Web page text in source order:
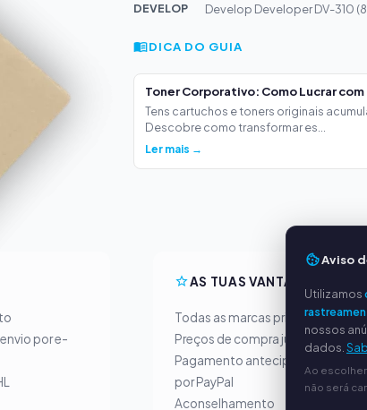
DEVELOP
Develop Developer DV-310
DICA DO GUIA
Toner Corporativo: Como Lucrar
Tens cartuchos e toners originais
Descobre como transformar es...
Ler mais →
por e-
AS TUAS VANTAGENS
Todas as marcas principais
Preços de compra justos
Pagamento antecipado
por PayPal
Aconselhamento
Aviso
Utilizamos
nossos
dados.
Ao
não será